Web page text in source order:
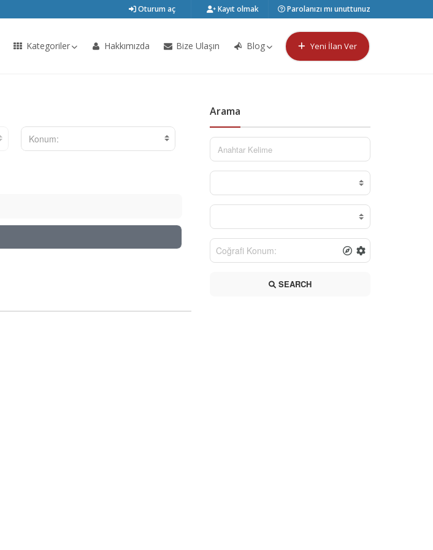
Oturum aç Kayıt olmak Parolanızı mı unuttunuz
Kategoriler Hakkımızda Bize Ulaşın Blog Yeni İlan Ver
Konum:
Arama
SEARCH